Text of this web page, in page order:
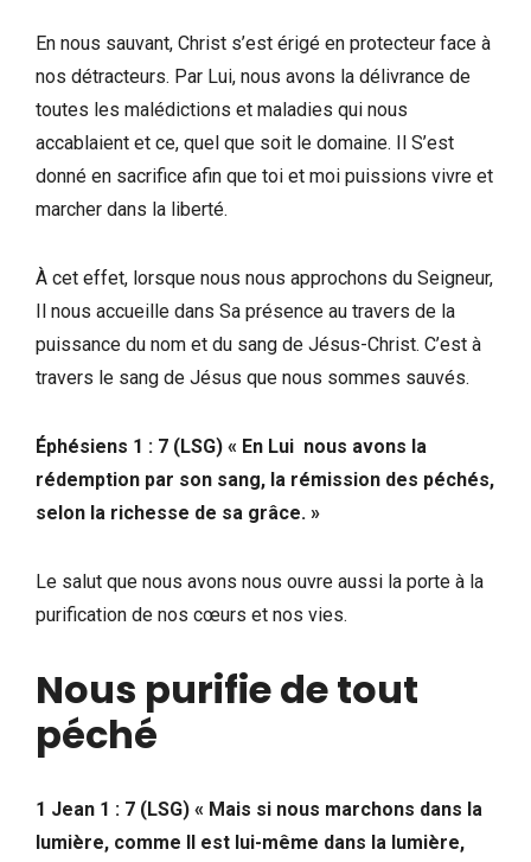
En nous sauvant, Christ s’est érigé en protecteur face à
nos détracteurs. Par Lui, nous avons la délivrance de
toutes les malédictions et maladies qui nous
accablaient et ce, quel que soit le domaine. Il S’est
donné en sacrifice afin que toi et moi puissions vivre et
marcher dans la liberté.
À cet effet, lorsque nous nous approchons du Seigneur,
Il nous accueille dans Sa présence au travers de la
puissance du nom et du sang de Jésus-Christ. C’est à
travers le sang de Jésus que nous sommes sauvés.
Éphésiens 1 : 7 (LSG) « En Lui nous avons la
rédemption par son sang, la rémission des péchés,
selon la richesse de sa grâce. »
Le salut que nous avons nous ouvre aussi la porte à la
purification de nos cœurs et nos vies.
Nous purifie de tout
péché
1 Jean 1 : 7 (LSG) « Mais si nous marchons dans la
lumière, comme Il est lui-même dans la lumière,